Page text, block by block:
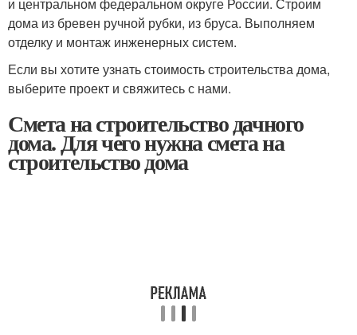
и центральном федеральном округе России. Строим
дома из бревен ручной рубки, из бруса. Выполняем
отделку и монтаж инженерных систем.
Если вы хотите узнать стоимость строительства дома,
выберите проект и свяжитесь с нами.
Смета на строительство дачного
дома. Для чего нужна смета на
строительство дома